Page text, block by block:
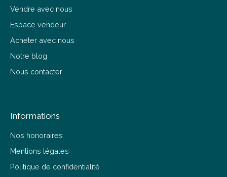
Vendre avec nous
Espace vendeur
Acheter avec nous
Notre blog
Nous contacter
Informations
Nos honoraires
Mentions légales
Politique de confidentialité